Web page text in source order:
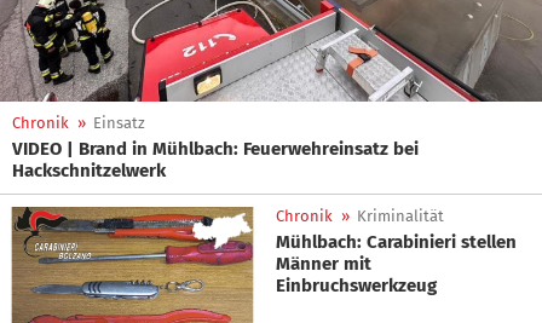
Chronik » Einsatz
VIDEO | Brand in Mühlbach: Feuerwehreinsatz bei
Hackschnitzelwerk
Chronik » Kriminalität
Mühlbach: Carabinieri stellen
Männer mit
Einbruchswerkzeug